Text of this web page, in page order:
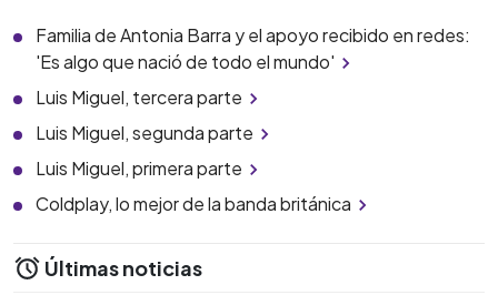
Familia de Antonia Barra y el apoyo recibido en redes:
'Es algo que nació de todo el mundo'
Luis Miguel, tercera parte
Luis Miguel, segunda parte
Luis Miguel, primera parte
Coldplay, lo mejor de la banda británica
Últimas noticias